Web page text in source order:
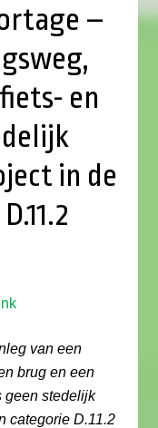
–
en
in de
van een
brug en een
geen stedelijk
categorie D.11.2